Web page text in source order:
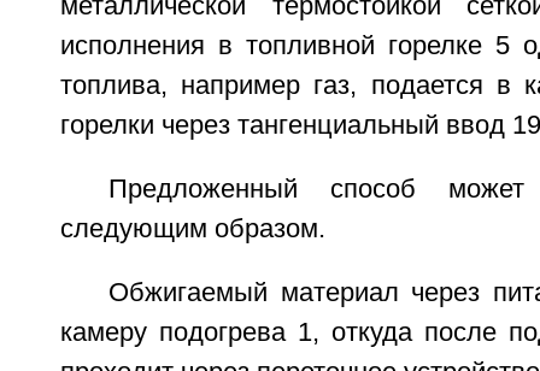
металлической термостойкой
исполнения в топливной горелке 5
топлива, например газ, подается в
горелки через тангенциальный ввод
Предложенный способ
следующим образом.
Обжигаемый материал через
камеру подогрева 1, откуда после